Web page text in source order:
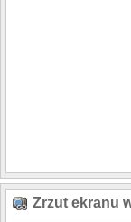
Zrzut ekranu